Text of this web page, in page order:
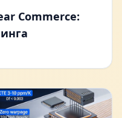
Commerce: